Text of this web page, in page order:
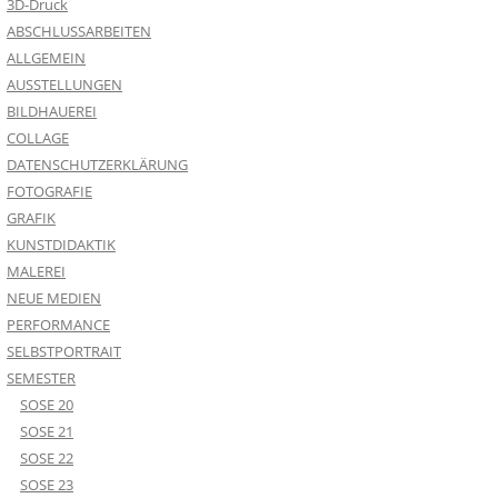
3D-Druck
ABSCHLUSSARBEITEN
ALLGEMEIN
AUSSTELLUNGEN
BILDHAUEREI
COLLAGE
DATENSCHUTZERKLÄRUNG
FOTOGRAFIE
GRAFIK
KUNSTDIDAKTIK
MALEREI
NEUE MEDIEN
PERFORMANCE
SELBSTPORTRAIT
SEMESTER
SOSE 20
SOSE 21
SOSE 22
SOSE 23